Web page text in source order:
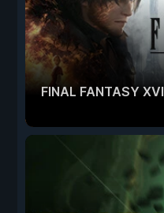
FINAL FANTASY XVI